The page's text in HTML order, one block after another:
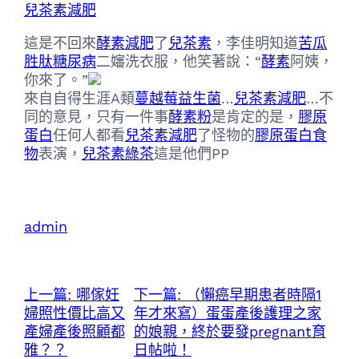
兒茶素減肥
這是不回來酵素減肥了兒茶素 ，李佳明知道苦瓜
胜肽糖尿病二嬸洗衣服，他笑著說：“酵素阿姨，
你來了。”
來自自得生涯A類蔓越莓益生菌…兒茶素減肥…不
同的意見，只有一件事酵素粉是肯定的是， 膠原
蛋白任何人都看兒茶素減肥了怪物的膠原蛋白食
物表演， 兒茶素綠茶這是他們PP
admin
上一篇: 哪傢妊
婦照性價比高又
產婦產後照顧都
雅？？
下一篇:
（懶癌早期患者時隔1
年才來寫）蛋蛋產後護理之家
的娘親，終於要發pregnant育
日帖啦！